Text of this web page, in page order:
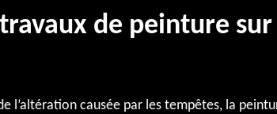
de peinture
l’altération causée par les tempêtes, la